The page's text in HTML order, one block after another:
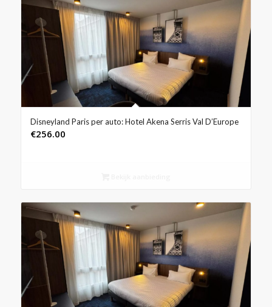
Disneyland Paris per auto: Hotel Akena Serris Val D’Europe
€256.00